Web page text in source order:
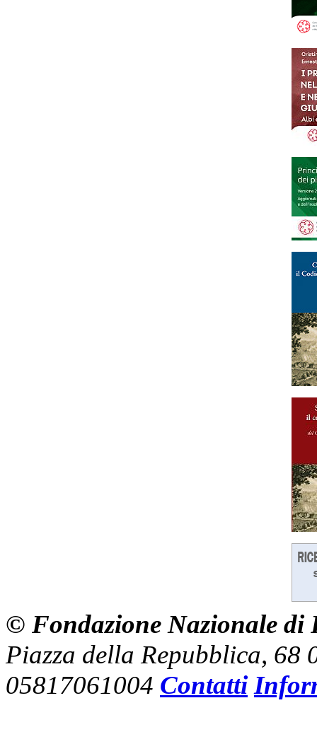
© Fondazione Nazionale di
Piazza della Repubblica, 68
05817061004 Contatti